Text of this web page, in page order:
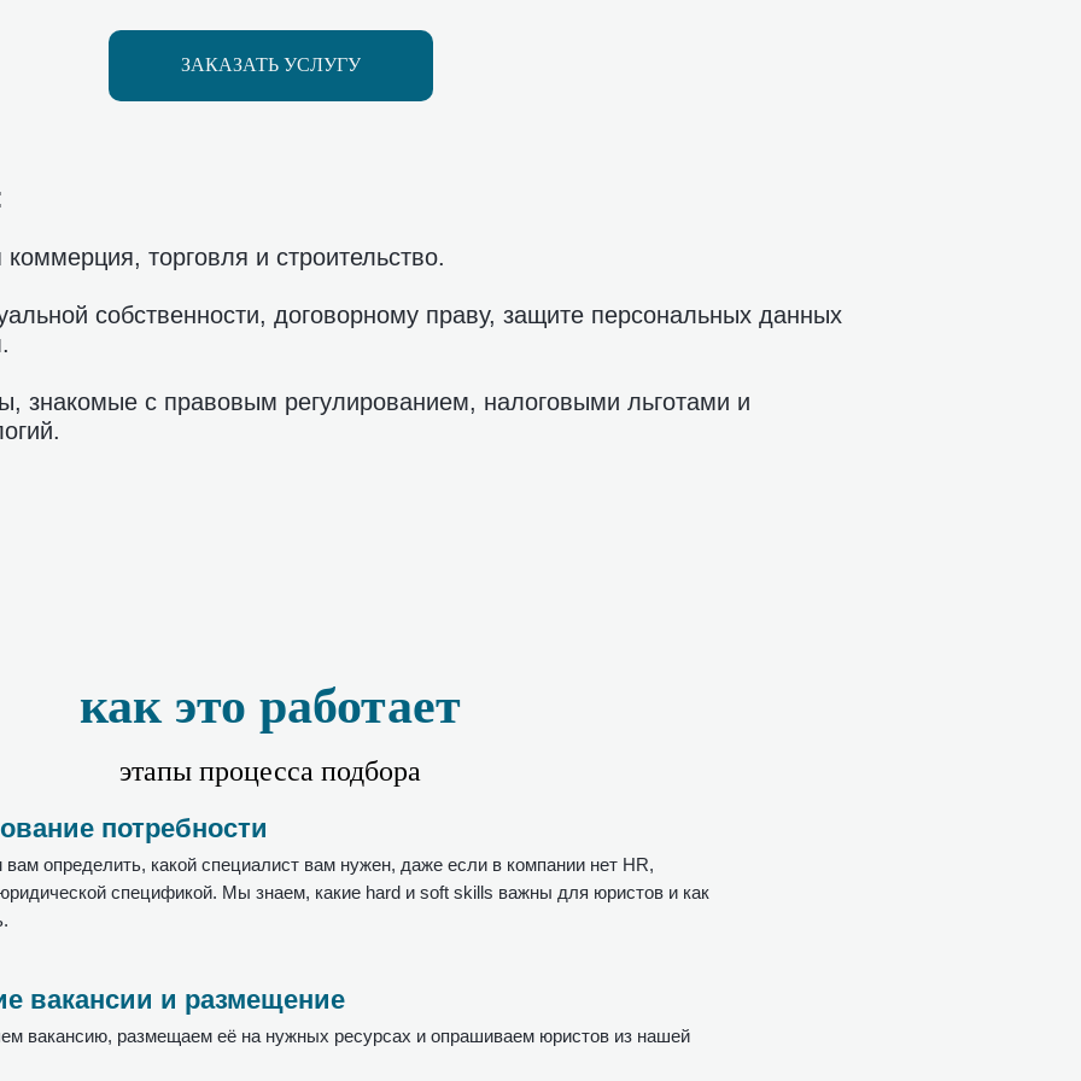
ЗАКАЗАТЬ УСЛУГУ
торговля и строительство.
собственности, договорному праву, защите персональных данных
знакомые с правовым регулированием, налоговыми льготами и
как это работает
этапы процесса подбора
потребности
определить, какой специалист вам нужен, даже если в компании нет HR,
спецификой. Мы знаем, какие hard и soft skills важны для юристов и как
вакансии и размещение
вакансию, размещаем её на нужных ресурсах и опрашиваем юристов из нашей